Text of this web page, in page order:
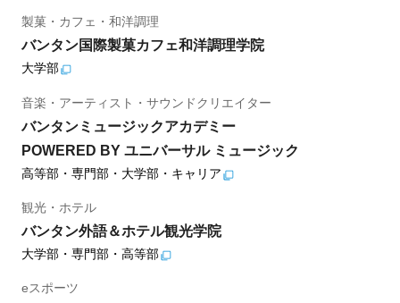
製菓・カフェ・和洋調理
バンタン国際製菓カフェ和洋調理学院
大学部
音楽・アーティスト・サウンドクリエイター
バンタンミュージックアカデミー
POWERED BY ユニバーサル ミュージック
高等部・専門部・大学部・キャリア
観光・ホテル
バンタン外語＆ホテル観光学院
大学部・専門部・高等部
eスポーツ